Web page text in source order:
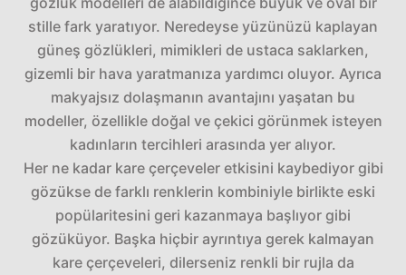
stille fark yaratıyor. Neredeyse yüzünüzü kaplayan
güneş gözlükleri, mimikleri de ustaca saklarken,
gizemli bir hava yaratmanıza yardımcı oluyor. Ayrıca
makyajsız dolaşmanın avantajını yaşatan bu
modeller, özellikle doğal ve çekici görünmek isteyen
kadınların tercihleri arasında yer alıyor.
Her ne kadar kare çerçeveler etkisini kaybediyor gibi
gözükse de farklı renklerin kombiniyle birlikte eski
popülaritesini geri kazanmaya başlıyor gibi
gözüküyor. Başka hiçbir ayrıntıya gerek kalmayan
kare çerçeveleri, dilerseniz renkli bir rujla da